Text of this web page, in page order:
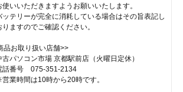
いいただきますようお願いいたします。
テリーが完全に消耗している場合はその旨表記し
りますのでご確認ください。
品お取り扱い店舗>>
パソコン市場 京都駅前店（火曜日定休）
番号 075-351-2134
業時間は10時から20時です。